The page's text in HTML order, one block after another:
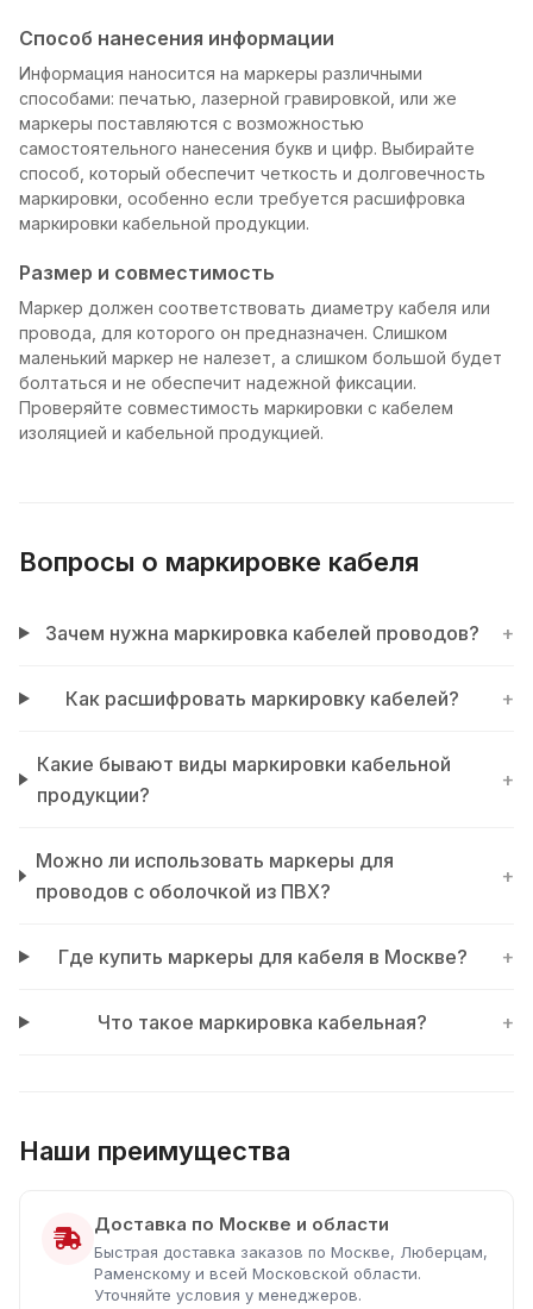
Способ нанесения информации
Информация наносится на маркеры различными
способами: печатью, лазерной гравировкой, или же
маркеры поставляются с возможностью
самостоятельного нанесения букв и цифр. Выбирайте
способ, который обеспечит четкость и долговечность
маркировки, особенно если требуется расшифровка
маркировки кабельной продукции.
Размер и совместимость
Маркер должен соответствовать диаметру кабеля или
провода, для которого он предназначен. Слишком
маленький маркер не налезет, а слишком большой будет
болтаться и не обеспечит надежной фиксации.
Проверяйте совместимость маркировки с кабелем
изоляцией и кабельной продукцией.
Вопросы о маркировке кабеля
Зачем нужна маркировка кабелей проводов? +
Как расшифровать маркировку кабелей? +
Какие бывают виды маркировки кабельной
продукции?
+
Можно ли использовать маркеры для
проводов с оболочкой из ПВХ?
+
Где купить маркеры для кабеля в Москве? +
Что такое маркировка кабельная? +
Наши преимущества
Доставка по Москве и области
Быстрая доставка заказов по Москве, Люберцам,
Раменскому и всей Московской области.
Уточняйте условия у менеджеров.